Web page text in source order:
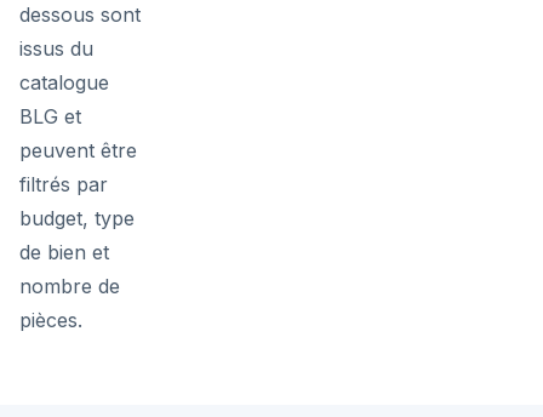
dessous sont
issus du
catalogue
BLG et
peuvent être
filtrés par
budget, type
de bien et
nombre de
pièces.